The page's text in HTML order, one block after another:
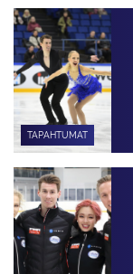
TAPAHTUMAT